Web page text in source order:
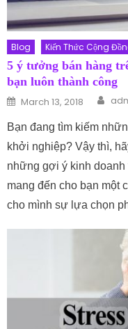
Blog Kiến Thức Cộng
5 ý tưởng bán hàng
bạn luôn thành công
Posted on
March 13, 2018
Bạn đang tìm kiếm
khởi nghiệp? Vậy thì,
những gợi ý kinh
mang đến cho bạn một
cho mình sự lựa chọn